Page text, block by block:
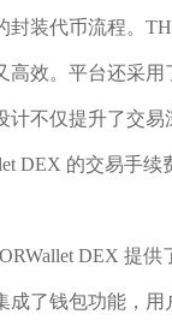
装代币流程。
高效。平台还采
计不仅提升了交
DEX 的交易手
DEX 提
成了钱包功能，